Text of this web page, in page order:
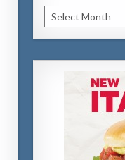
Archivo